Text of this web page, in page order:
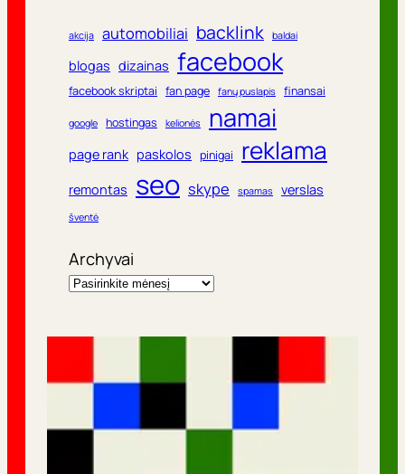
akcija automobiliai backlink baldai
blogas dizainas facebook
facebook skriptai fan page fanų puslapis finansai
google hostingas kelionės namai
page rank paskolos pinigai reklama
remontas seo skype spamas verslas
šventė
Archyvai